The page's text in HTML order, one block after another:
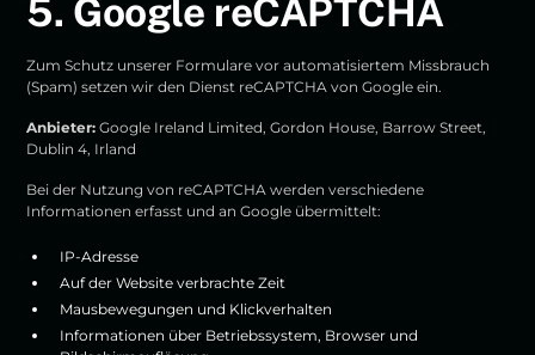
5. Google reCAPTCHA
Zum Schutz unserer Formulare vor automatisiertem Missbrauch
(Spam) setzen wir den Dienst reCAPTCHA von Google ein.
Anbieter: Google Ireland Limited, Gordon House, Barrow Street,
Dublin 4, Irland
Bei der Nutzung von reCAPTCHA werden verschiedene
Informationen erfasst und an Google übermittelt:
IP-Adresse
Auf der Website verbrachte Zeit
Mausbewegungen und Klickverhalten
Informationen über Betriebssystem, Browser und